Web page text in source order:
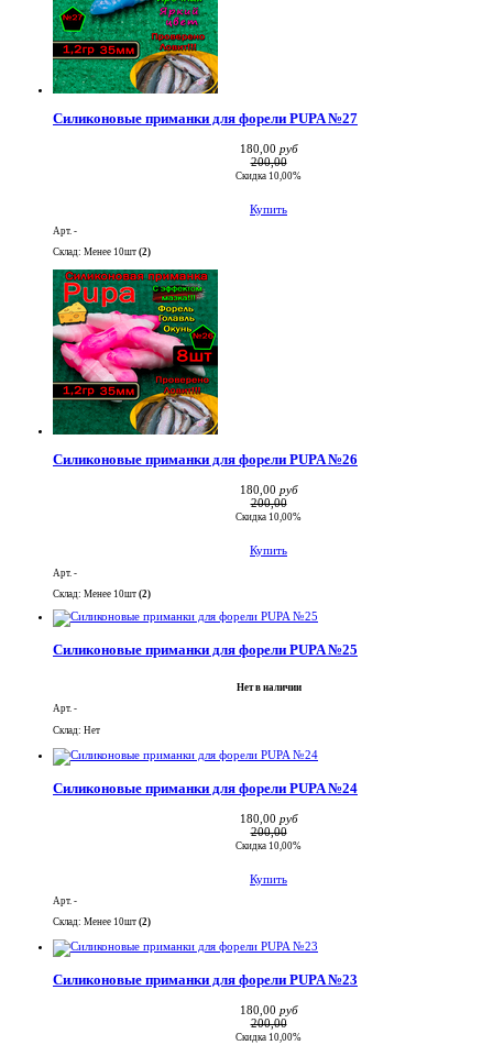
Силиконовые приманки для форели PUPA №27
180,00 руб
200,00
Скидка 10,00%
Купить
Арт. -
Склад: Менее 10шт (2)
Силиконовые приманки для форели PUPA №26
180,00 руб
200,00
Скидка 10,00%
Купить
Арт. -
Склад: Менее 10шт (2)
Силиконовые приманки для форели PUPA №25
Нет в наличии
Арт. -
Склад: Нет
Силиконовые приманки для форели PUPA №24
180,00 руб
200,00
Скидка 10,00%
Купить
Арт. -
Склад: Менее 10шт (2)
Силиконовые приманки для форели PUPA №23
180,00 руб
200,00
Скидка 10,00%